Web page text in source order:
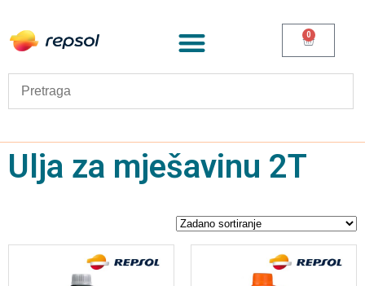
0
Ulja za mješavinu 2T